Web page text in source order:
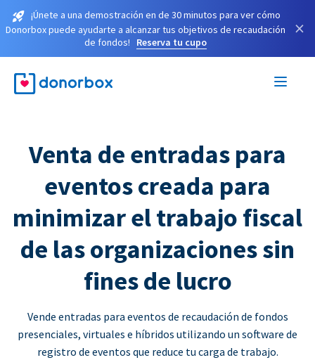
¡Únete a una demostración en de 30 minutos para ver cómo
Donorbox puede ayudarte a alcanzar tus objetivos de recaudación
de fondos!
Reserva tu cupo
×
Venta de entradas para
eventos creada para
minimizar el trabajo fiscal
de las organizaciones sin
fines de lucro
Vende entradas para eventos de recaudación de fondos
presenciales, virtuales e híbridos utilizando un software de
registro de eventos que reduce tu carga de trabajo.